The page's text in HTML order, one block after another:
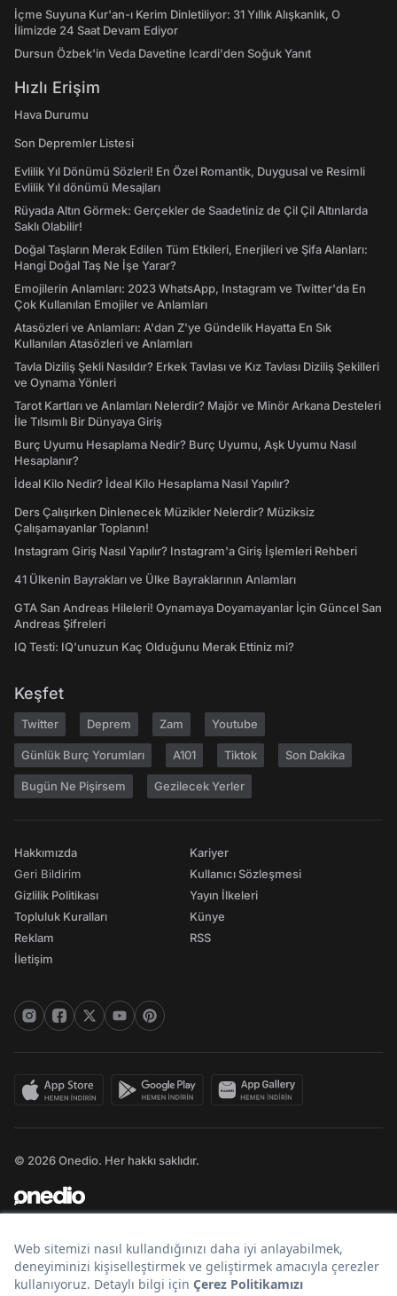
İçme Suyuna Kur'an-ı Kerim Dinletiliyor: 31 Yıllık Alışkanlık, O
İlimizde 24 Saat Devam Ediyor
Dursun Özbek'in Veda Davetine Icardi'den Soğuk Yanıt
Hızlı Erişim
Hava Durumu
Son Depremler Listesi
Evlilik Yıl Dönümü Sözleri! En Özel Romantik, Duygusal ve Resimli
Evlilik Yıl dönümü Mesajları
Rüyada Altın Görmek: Gerçekler de Saadetiniz de Çil Çil Altınlarda
Saklı Olabilir!
Doğal Taşların Merak Edilen Tüm Etkileri, Enerjileri ve Şifa Alanları:
Hangi Doğal Taş Ne İşe Yarar?
Emojilerin Anlamları: 2023 WhatsApp, Instagram ve Twitter'da En
Çok Kullanılan Emojiler ve Anlamları
Atasözleri ve Anlamları: A'dan Z'ye Gündelik Hayatta En Sık
Kullanılan Atasözleri ve Anlamları
Tavla Diziliş Şekli Nasıldır? Erkek Tavlası ve Kız Tavlası Diziliş Şekilleri
ve Oynama Yönleri
Tarot Kartları ve Anlamları Nelerdir? Majör ve Minör Arkana Desteleri
İle Tılsımlı Bir Dünyaya Giriş
Burç Uyumu Hesaplama Nedir? Burç Uyumu, Aşk Uyumu Nasıl
Hesaplanır?
İdeal Kilo Nedir? İdeal Kilo Hesaplama Nasıl Yapılır?
Ders Çalışırken Dinlenecek Müzikler Nelerdir? Müziksiz
Çalışamayanlar Toplanın!
Instagram Giriş Nasıl Yapılır? Instagram'a Giriş İşlemleri Rehberi
41 Ülkenin Bayrakları ve Ülke Bayraklarının Anlamları
GTA San Andreas Hileleri! Oynamaya Doyamayanlar İçin Güncel San
Andreas Şifreleri
IQ Testi: IQ'unuzun Kaç Olduğunu Merak Ettiniz mi?
Keşfet
Twitter Deprem Zam Youtube
Günlük Burç Yorumları A101 Tiktok Son Dakika
Bugün Ne Pişirsem Gezilecek Yerler
Hakkımızda
Geri Bildirim
Gizlilik Politikası
Topluluk Kuralları
Reklam
İletişim
Kariyer
Kullanıcı Sözleşmesi
Yayın İlkeleri
Künye
RSS
© 2026 Onedio. Her hakkı saklıdır.
Bir markasıdır.